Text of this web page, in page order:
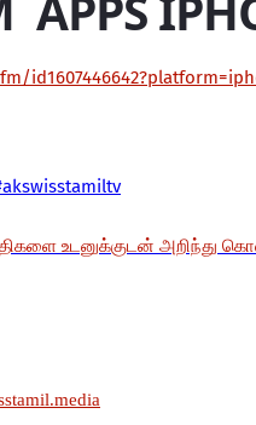
உடனுக்குடன்